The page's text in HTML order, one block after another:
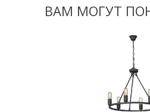
ВАМ МОГУТ